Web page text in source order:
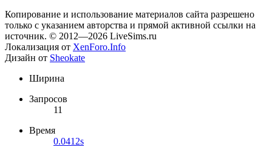
Копирование и использование материалов сайта разрешено
только с указанием авторства и прямой активной ссылки на
источник. © 2012—2026 LiveSims.ru
Локализация от XenForo.Info
Дизайн от Sheokate
Ширина
Запросов
11
Время
0.0412s